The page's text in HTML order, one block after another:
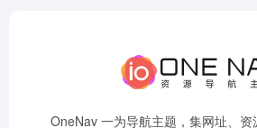
OneNav 一为导航主题，集网址、资